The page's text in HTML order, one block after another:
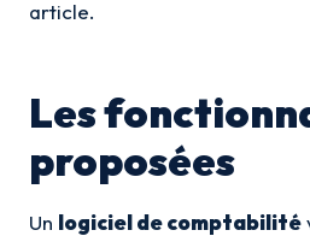
article.
Les
proposées
Un logiciel de comptabilité